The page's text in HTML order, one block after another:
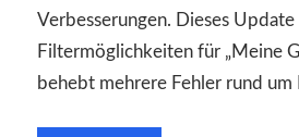
Verbesserungen. Dieses
Filtermöglichkeiten für „Meine
behebt mehrere Fehler rund um